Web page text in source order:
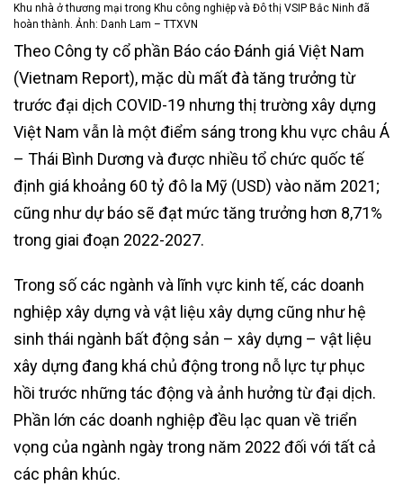
Khu nhà ở thương mại trong Khu công nghiệp và Đô thị VSIP Bắc Ninh đã
hoàn thành. Ảnh: Danh Lam – TTXVN
Theo Công ty cổ phần Báo cáo Đánh giá Việt Nam
(Vietnam Report), mặc dù mất đà tăng trưởng từ
trước đại dịch COVID-19 nhưng thị trường xây dựng
Việt Nam vẫn là một điểm sáng trong khu vực châu Á
– Thái Bình Dương và được nhiều tổ chức quốc tế
định giá khoảng 60 tỷ đô la Mỹ (USD) vào năm 2021;
cũng như dự báo sẽ đạt mức tăng trưởng hơn 8,71%
trong giai đoạn 2022-2027.
Trong số các ngành và lĩnh vực kinh tế, các doanh
nghiệp xây dựng và vật liệu xây dựng cũng như hệ
sinh thái ngành bất động sản – xây dựng – vật liệu
xây dựng đang khá chủ động trong nỗ lực tự phục
hồi trước những tác động và ảnh hưởng từ đại dịch.
Phần lớn các doanh nghiệp đều lạc quan về triển
vọng của ngành ngày trong năm 2022 đối với tất cả
các phân khúc.